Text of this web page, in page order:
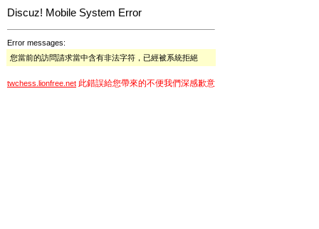
Discuz! Mobile System Error
Error messages:
您當前的訪問請求當中含有非法字符，已經被系統拒絕
twchess.lionfree.net 此錯誤給您帶來的不便我們深感歉意